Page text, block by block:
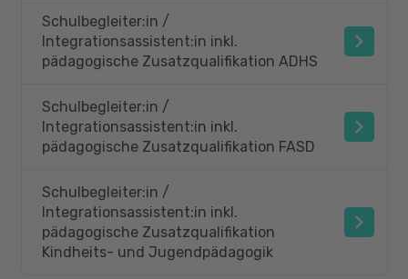
Schulbegleiter:in /
Integrationsassistent:in inkl.
pädagogische Zusatzqualifikation ADHS
Schulbegleiter:in /
Integrationsassistent:in inkl.
pädagogische Zusatzqualifikation FASD
Schulbegleiter:in /
Integrationsassistent:in inkl.
pädagogische Zusatzqualifikation
Kindheits- und Jugendpädagogik